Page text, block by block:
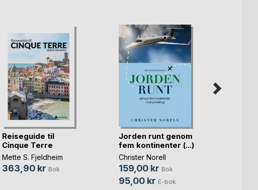
Reiseguide til
Cinque Terre
Mette S. Fjeldheim
363,90 kr Bok
Jorden runt genom
fem kontinenter (...)
Christer Norell
159,00 kr Bok
95,00 kr E-bok